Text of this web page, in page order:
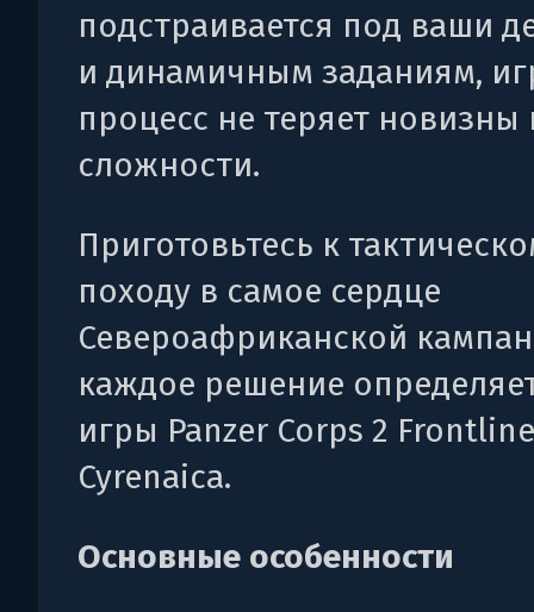
подстраивается под ваши
и динамичным заданиям,
процесс не теряет новизны
сложности.
Приготовьтесь к
походу в самое сердце
Североафриканской
каждое решение
игры Panzer Corps 2
Cyrenaica.
Основные особенности